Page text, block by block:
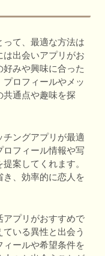
て、最適な方法は
は出会いアプリがお
みや興味に合った
ロフィールやメッ
共通点や趣味を探
ングアプリが最適
フィール情報や写
案してくれます。
き、効率的に恋人を
アプリがおすすめで
いる異性と出会う
ィールや希望条件を